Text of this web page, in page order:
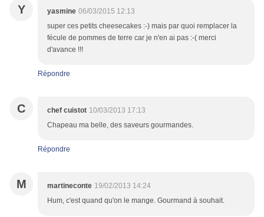
Y yasmine 06/03/2015 12:13
super ces petits cheesecakes :-) mais par quoi remplacer la
fécule de pommes de terre car je n'en ai pas :-( merci
d'avance !!!
Répondre
C chef cuistot 10/03/2013 17:13
Chapeau ma belle, des saveurs gourmandes.
Répondre
M martineconte 19/02/2013 14:24
Hum, c'est quand qu'on le mange. Gourmand à souhait.